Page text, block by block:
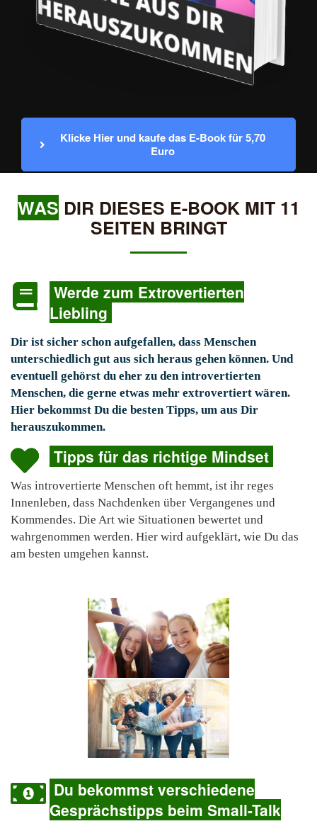
Klicke Hier und kaufe das E-Book für 5,70
Euro
WAS DIR DIESES E-BOOK MIT 11
SEITEN BRINGT
Werde zum Extrovertierten
Liebling
Dir ist sicher schon aufgefallen, dass Menschen
unterschiedlich gut aus sich heraus gehen können. Und
eventuell gehörst du eher zu den introvertierten
Menschen, die gerne etwas mehr extrovertiert wären.
Hier bekommst Du die besten Tipps, um aus Dir
herauszukommen.
Tipps für das richtige Mindset
Was introvertierte Menschen oft hemmt, ist ihr reges
Innenleben, dass Nachdenken über Vergangenes und
Kommendes. Die Art wie Situationen bewertet und
wahrgenommen werden. Hier wird aufgeklärt, wie Du das
am besten umgehen kannst.
Du bekommst verschiedene
Gesprächstipps beim Small-Talk